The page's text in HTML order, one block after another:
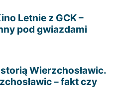
Letnie z GCK –
pod gwiazdami
Wierzchosławic.
– fakt czy